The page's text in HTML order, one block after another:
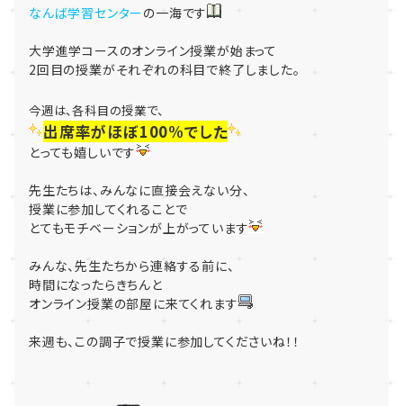
なんば学習センターの一海です
大学進学コースのオンライン授業が始まって
2回目の授業がそれぞれの科目で終了しました。
今週は、各科目の授業で、
出席率がほぼ100%でした
とっても嬉しいです
先生たちは、みんなに直接会えない分、
授業に参加してくれることで
とてもモチベーションが上がっています
みんな、先生たちから連絡する前に、
時間になったらきちんと
オンライン授業の部屋に来てくれます
来週も、この調子で授業に参加してくださいね！！